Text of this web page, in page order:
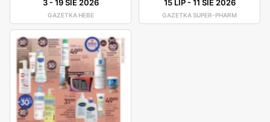
3-19 SIE 2026
GAZETKA HEBE
15 LIP-11 SIE 2026
GAZETKA SUPER-PHARM